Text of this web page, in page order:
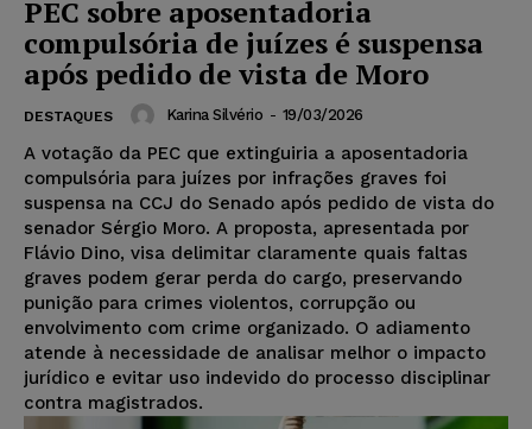
PEC sobre aposentadoria
compulsória de juízes é suspensa
após pedido de vista de Moro
DESTAQUES Karina Silvério - 19/03/2026
A votação da PEC que extinguiria a aposentadoria
compulsória para juízes por infrações graves foi
suspensa na CCJ do Senado após pedido de vista do
senador Sérgio Moro. A proposta, apresentada por
Flávio Dino, visa delimitar claramente quais faltas
graves podem gerar perda do cargo, preservando
punição para crimes violentos, corrupção ou
envolvimento com crime organizado. O adiamento
atende à necessidade de analisar melhor o impacto
jurídico e evitar uso indevido do processo disciplinar
contra magistrados.